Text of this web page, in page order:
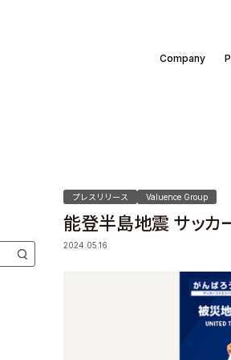
Company
プレスリリース Valuence Group
能登半島地震 サッカ
2024.05.16